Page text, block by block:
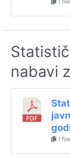
nabavi
1